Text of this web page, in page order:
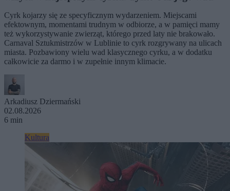
Cyrk kojarzy się ze specyficznym wydarzeniem. Miejscami
efektownym, momentami trudnym w odbiorze, a w pamięci mamy
też wykorzystywanie zwierząt, którego przed laty nie brakowało.
Carnaval Sztukmistrzów w Lublinie to cyrk rozgrywany na ulicach
miasta. Pozbawiony wielu wad klasycznego cyrku, a w dodatku
całkowicie za darmo i w zupełnie innym klimacie.
Arkadiusz Dziermański
02.08.2026
6 min
Kultura